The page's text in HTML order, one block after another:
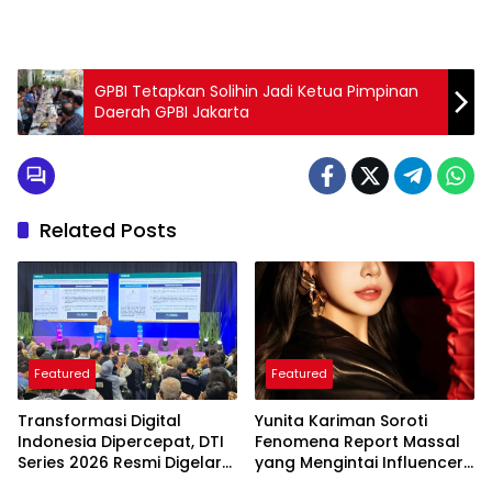
GPBI Tetapkan Solihin Jadi Ketua Pimpinan
Daerah GPBI Jakarta
Related Posts
Featured
Transformasi Digital
Indonesia Dipercepat, DTI
Series 2026 Resmi Digelar
Featured
Yunita Kariman Soroti
Fenomena Report Massal
yang Mengintai Influencer,